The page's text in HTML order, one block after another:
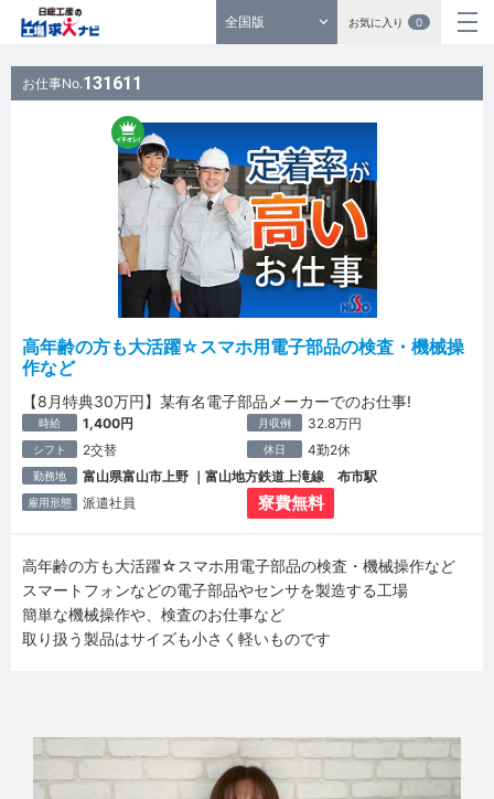
全国版 お気に入り 0
お仕事No.131611
高年齢の方も大活躍☆スマホ用電子部品の検査・機械操
作など
【8月特典30万円】某有名電子部品メーカーでのお仕事!
時給 1,400円 月収例 32.8万円
シフト 2交替 休日 4勤2休
勤務地 富山県富山市上野 ｜富山地方鉄道上滝線 布市駅
雇用形態 派遣社員 寮費無料
高年齢の方も大活躍☆スマホ用電子部品の検査・機械操作など
スマートフォンなどの電子部品やセンサを製造する工場
簡単な機械操作や、検査のお仕事など
取り扱う製品はサイズも小さく軽いものです